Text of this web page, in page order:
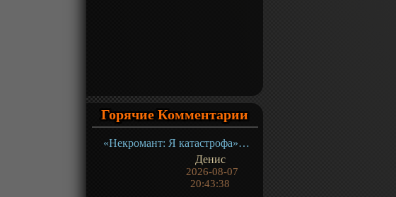
Горячие Комментарии
«Некромант: Я катастрофа» ТВ-1
Денис
2026-08-07
20:43:38